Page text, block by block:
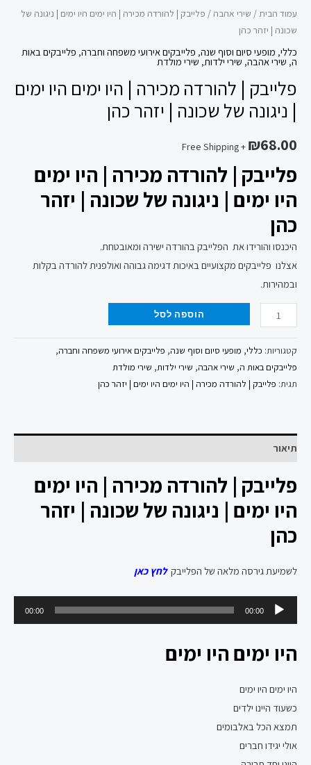
עמוד הבית/ שירי אהבה / פלייבק | להורדה מכירה | היו ימים היו ימים | ניגונה של
שכונה | יזהר כהן
כללי, מופעי סיום וסוף שנה, פלייבקים אירועי משפחה וחברה, פלייבקים באות
ה, שירי אהבה, שירי ילדות,שירי מולדת
פלייבק | להורדה מכירה | היו ימים היו ימים
| ניגונה של שכונה | יזהר כהן
₪68.00
+ Free Shipping
פלייבק | להורדה מכירה | היו ימים
היו ימים | ניגונה של שכונה | יזהר
כהן
היכנסו והורידו את הפלייבק בהורדה ישירה ומאובטחת.
אצלנו פלייבקים מקצועיים באיכות דגימה גבוהה ואולפנית להורדה בקלות
ובמהירות.
יזהר
כהן
הוספה לסל
קטגוריות: כללי, מופעי סיום וסוף שנה, פלייבקים אירועי משפחה וחברה,
פלייבקים באות ה, שירי אהבה, שירי ילדות, שירי מולדת
תגית: פלייבק | להורדה מכירה | היו ימים היו ימים | יזהר כהן
תיאור
פלייבק | להורדה מכירה | היו ימים
היו ימים | ניגונה של שכונה | יזהר
כהן
לשמיעת גירסה מלאה של הפלייבקלחץ כאן
אודיו
00:00
00:00
היו ימים היו ימים
היו ימים היו ימים
כשעוד היינו ילדים
תמצא הכל באלבומים
אולי יגידו חברים